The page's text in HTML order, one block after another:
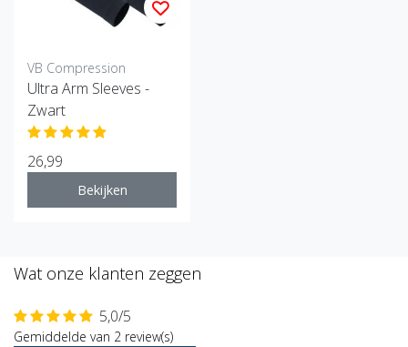
VB Compression
Ultra Arm Sleeves -
Zwart
26,99
Bekijken
Wat onze klanten zeggen
5,0/5
Gemiddelde van 2 review(s)